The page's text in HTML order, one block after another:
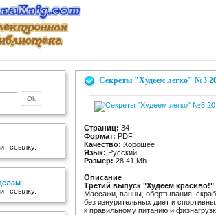
ссылку.
ссылку.
Секреты "Худеем легко" №3
Страниц: 34
Формат: PDF
Качество: Хорошее
Язык: Русский
Размер: 28.41 Mb
Описание
Третий выпуск "Худеем красиво!"
Массажи, ванны, обертывания,
без изнурительных диет и
к правильному питанию и